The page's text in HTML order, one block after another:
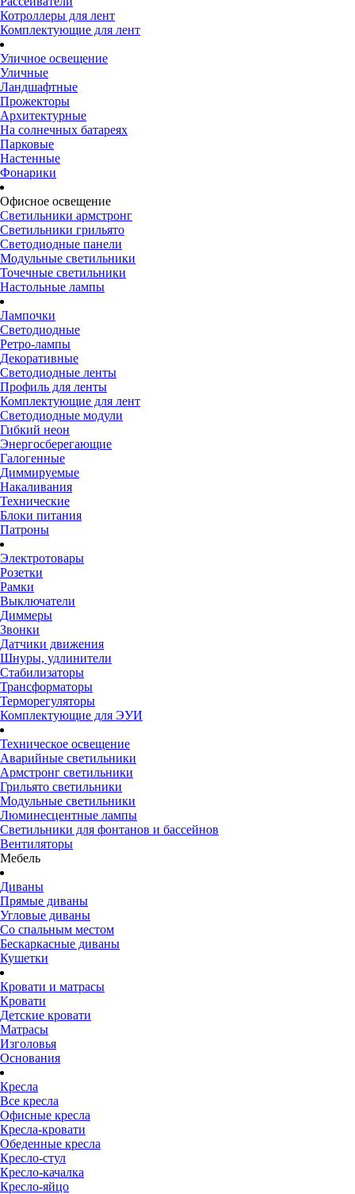
Котроллеры для лент
Комплектующие для лент
Уличное освещение
Уличные
Ландшафтные
Прожекторы
Архитектурные
На солнечных батареях
Парковые
Настенные
Фонарики
Офисное освещение
Светильники армстронг
Светильники грильято
Светодиодные панели
Модульные светильники
Точечные светильники
Настольные лампы
Лампочки
Светодиодные
Ретро-лампы
Декоративные
Светодиодные ленты
Профиль для ленты
Комплектующие для лент
Светодиодные модули
Гибкий неон
Энергосберегающие
Галогенные
Диммируемые
Накаливания
Технические
Блоки питания
Патроны
Электротовары
Розетки
Рамки
Выключатели
Диммеры
Звонки
Датчики движения
Шнуры, удлинители
Стабилизаторы
Трансформаторы
Терморегуляторы
Комплектующие для ЭУИ
Техническое освещение
Аварийные светильники
Армстронг светильники
Грильято светильники
Модульные светильники
Люминесцентные лампы
Светильники для фонтанов и бассейнов
Вентиляторы
Мебель
Диваны
Прямые диваны
Угловые диваны
Со спальным местом
Бескаркасные диваны
Кушетки
Кровати и матрасы
Кровати
Детские кровати
Матрасы
Изголовья
Основания
Кресла
Все кресла
Офисные кресла
Кресла-кровати
Обеденные кресла
Кресло-стул
Кресло-качалка
Кресло-яйцо